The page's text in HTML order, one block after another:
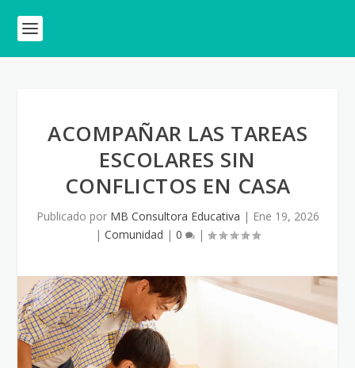
ACOMPAÑAR LAS TAREAS
ESCOLARES SIN
CONFLICTOS EN CASA
Publicado por MB Consultora Educativa | Ene 19, 2026
| Comunidad | 0 |